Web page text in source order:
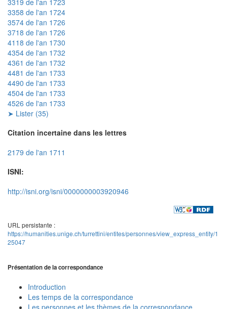
3358 de l'an 1724
3574 de l'an 1726
3718 de l'an 1726
4118 de l'an 1730
4354 de l'an 1732
4361 de l'an 1732
4481 de l'an 1733
4490 de l'an 1733
4504 de l'an 1733
4526 de l'an 1733
➤ Lister (35)
Citation incertaine dans les lettres
2179 de l'an 1711
ISNI:
http://isni.org/isni/0000000003920946
URL persistante :
https://humanities.unige.ch/turrettini/entites/personnes/view_express_entity/1
25047
Présentation de la correspondance
Introduction
Les temps de la correspondance
Les personnes et les thèmes de la correspondance